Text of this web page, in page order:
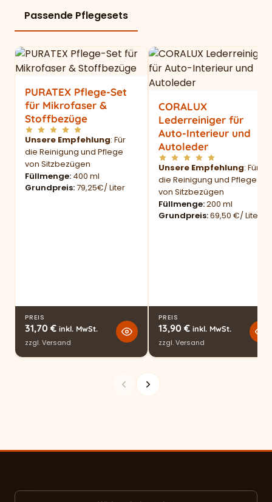
Passende Pflegesets
PURATEX Pflege-Set
für Mikrofaser &
Stoffbezüge
Unsere Empfehlung: Für
die Reinigung und Pflege
von Sitzbezügen
Füllmenge 400 ml
Grundpreis 79,25€/ Liter
PREIS
31,70 € inkl. MwSt.
zzgl.Versand
CORALUX
Lederreiniger für
Auto-Interieur und
Autoleder
Unsere Empfehlung: Für
die Reinigung und Pflege
von Sitzbezügen
Füllmenge 200 ml
Grundpreis 69,50 €/ Liter
PREIS
13,90 € inkl. MwSt.
zzgl.Versand